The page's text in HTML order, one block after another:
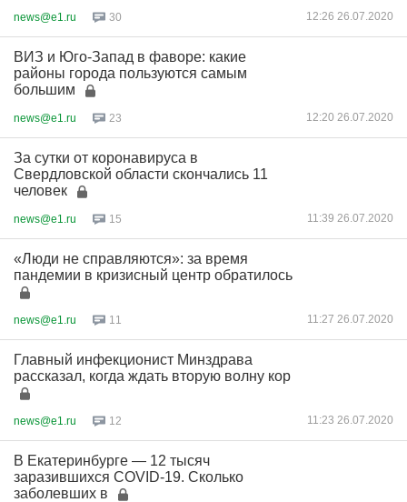
news@e1.ru 30 12:26 26.07.2020
ВИЗ и Юго-Запад в фаворе: какие
районы города пользуются самым
большим
news@e1.ru 23 12:20 26.07.2020
За сутки от коронавируса в
Свердловской области скончались 11
человек
news@e1.ru 15 11:39 26.07.2020
«Люди не справляются»: за время
пандемии в кризисный центр обратилось
news@e1.ru 11 11:27 26.07.2020
Главный инфекционист Минздрава
рассказал, когда ждать вторую волну кор
news@e1.ru 12 11:23 26.07.2020
В Екатеринбурге — 12 тысяч
заразившихся COVID-19. Сколько
заболевших в